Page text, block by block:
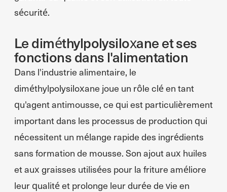
sécurité.
Le diméthylpolysiloxane et ses
fonctions dans l'alimentation
Dans l'industrie alimentaire, le
diméthylpolysiloxane joue un rôle clé en tant
qu'agent antimousse, ce qui est particulièrement
important dans les processus de production qui
nécessitent un mélange rapide des ingrédients
sans formation de mousse. Son ajout aux huiles
et aux graisses utilisées pour la friture améliore
leur qualité et prolonge leur durée de vie en